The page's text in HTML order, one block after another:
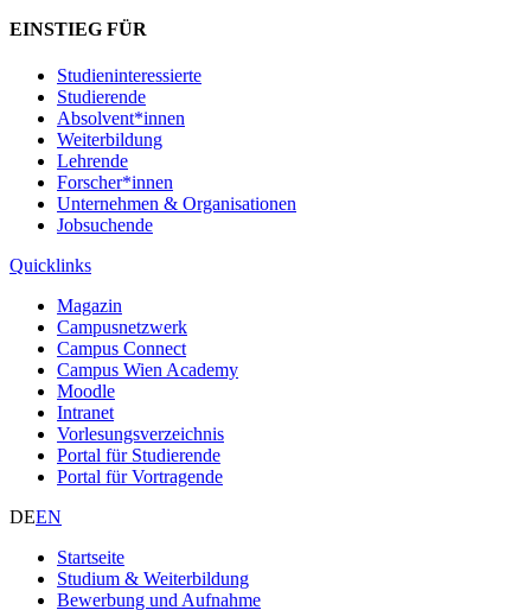
EINSTIEG FÜR
Studieninteressierte
Studierende
Absolvent*innen
Weiterbildung
Lehrende
Forscher*innen
Unternehmen & Organisationen
Jobsuchende
Quicklinks
Magazin
Campusnetzwerk
Campus Connect
Campus Wien Academy
Moodle
Intranet
Vorlesungsverzeichnis
Portal für Studierende
Portal für Vortragende
DEEN
Startseite
Studium & Weiterbildung
Bewerbung und Aufnahme